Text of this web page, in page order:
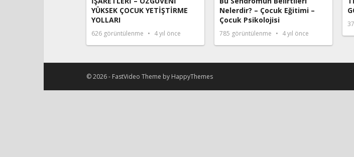
YÜKSEK ÇOCUK YETİŞTİRME
YOLLARI
626 görüntülenme 4 yıl önce
Nelerdir? – Çocuk Eğitimi –
Çocuk Psikolojisi
785 görüntülenme 4 yıl önce
© 2026 - FastVideo Theme by HappyThemes